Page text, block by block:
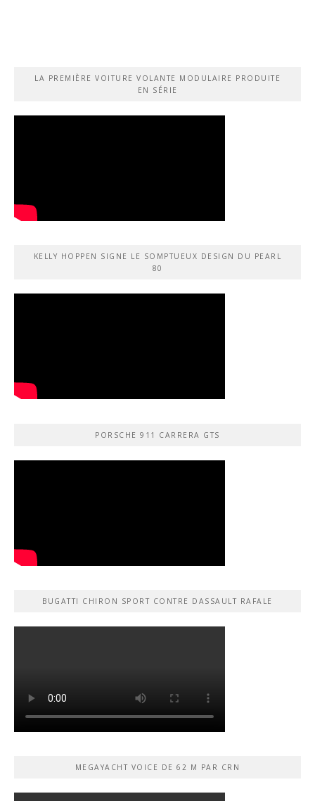
LA PREMIÈRE VOITURE VOLANTE MODULAIRE PRODUITE
EN SÉRIE
KELLY HOPPEN SIGNE LE SOMPTUEUX DESIGN DU PEARL
80
PORSCHE 911 CARRERA GTS
BUGATTI CHIRON SPORT CONTRE DASSAULT RAFALE
MEGAYACHT VOICE DE 62 M PAR CRN